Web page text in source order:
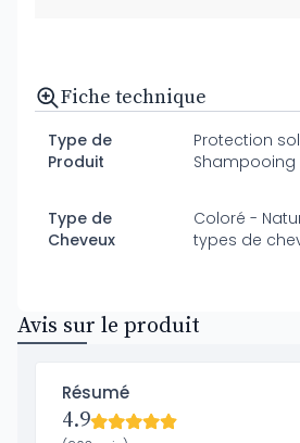
Fiche technique
Type de
Produit
Protection
Shampooing
Type de
Cheveux
Coloré -
types de
Avis sur le produit
Résumé
4.9